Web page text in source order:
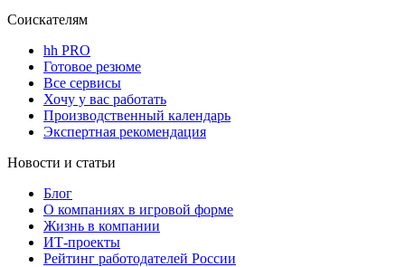
Соискателям
hh PRO
Готовое резюме
Все сервисы
Хочу у вас работать
Производственный календарь
Экспертная рекомендация
Новости и статьи
Блог
О компаниях в игровой форме
Жизнь в компании
ИТ-проекты
Рейтинг работодателей России